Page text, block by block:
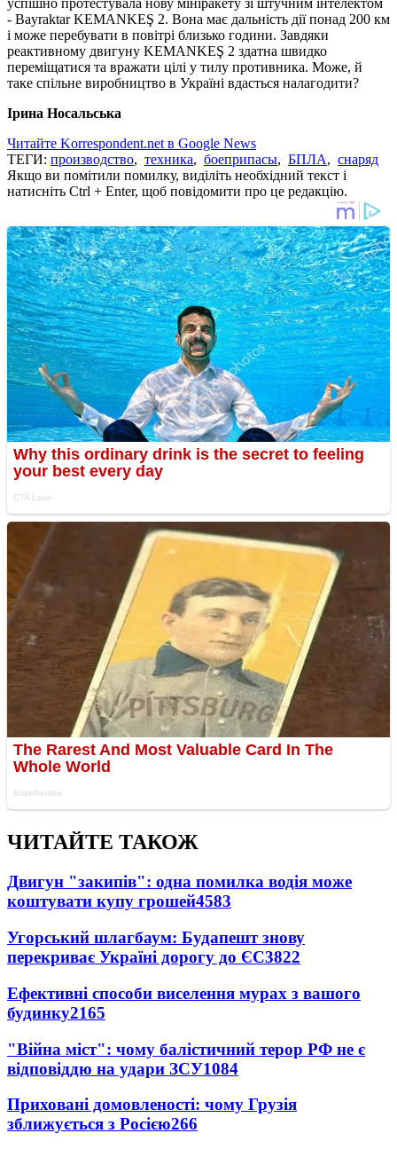
- Bayraktar KEMANKEŞ 2. Вона має дальність дії понад 200 км
і може перебувати в повітрі близько години. Завдяки
реактивному двигуну KEMANKEŞ 2 здатна швидко
переміщатися та вражати цілі у тилу противника. Може, й
таке спільне виробництво в Україні вдасться налагодити?
Ірина Носальська
Читайте Korrespondent.net в Google News
ТЕГИ: производство, техника, боеприпасы, БПЛА, снаряд
Якщо ви помітили помилку, виділіть необхідний текст і
натисніть Ctrl + Enter, щоб повідомити про це редакцію.
ЧИТАЙТЕ ТАКОЖ
Двигун "закипів": одна помилка водія може
коштувати купу грошей4583
Угорський шлагбаум: Будапешт знову
перекриває Україні дорогу до ЄС3822
Ефективні способи виселення мурах з вашого
будинку2165
"Війна міст": чому балістичний терор РФ не є
відповіддю на удари ЗСУ1084
Приховані домовленості: чому Грузія
зближується з Росією266